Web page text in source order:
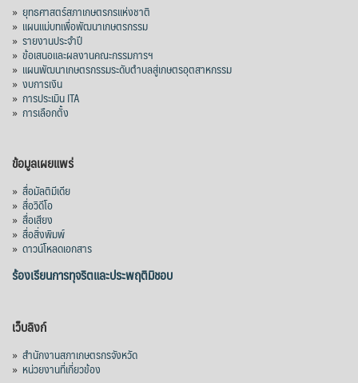
» ยุทธศาสตร์สภาเกษตรกรแห่งชาติ
» แผนแม่บทเพื่อพัฒนาเกษตรกรรม
» รายงานประจำปี
» ข้อเสนอและผลงานคณะกรรมการฯ
» แผนพัฒนาเกษตรกรรมระดับตำบลสู่เกษตรอุตสาหกรรม
» งบการเงิน
» การประเมิน ITA
» การเลือกตั้ง
ข้อมูลเผยแพร่
» สื่อมัลติมีเดีย
» สื่อวิดีโอ
» สื่อเสียง
» สื่อสิ่งพิมพ์
» ดาวน์โหลดเอกสาร
ร้องเรียนการทุจริตและประพฤติมิชอบ
เว็บลิงก์
» สำนักงานสภาเกษตรกรจังหวัด
» หน่วยงานที่เกี่ยวข้อง